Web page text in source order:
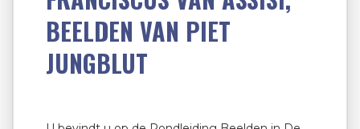
BEELDEN VAN PIET
JUNGBLUT